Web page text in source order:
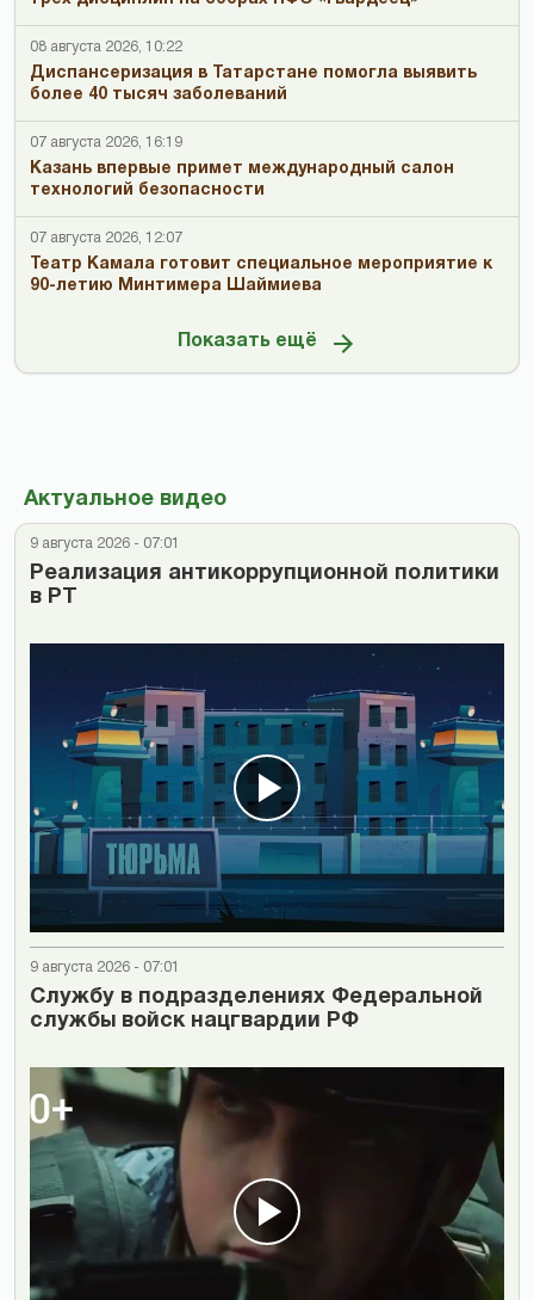
08 августа 2026, 10:22
Диспансеризация в Татарстане помогла выявить
более 40 тысяч заболеваний
07 августа 2026, 16:19
Казань впервые примет международный салон
технологий безопасности
07 августа 2026, 12:07
Театр Камала готовит специальное мероприятие к
90-летию Минтимера Шаймиева
Показать ещё
Актуальное видео
9 августа 2026 - 07:01
Реализация антикоррупционной политики
в РТ
9 августа 2026 - 07:01
Cлужбу в подразделениях Федеральной
службы войск нацгвардии РФ